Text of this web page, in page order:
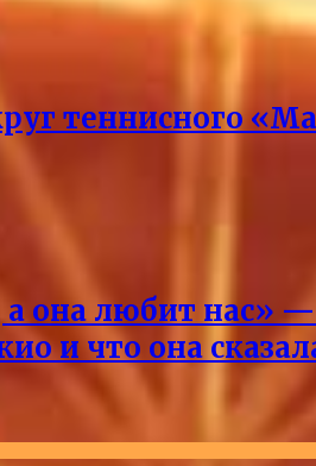
теннисного
любит нас» —
и что она